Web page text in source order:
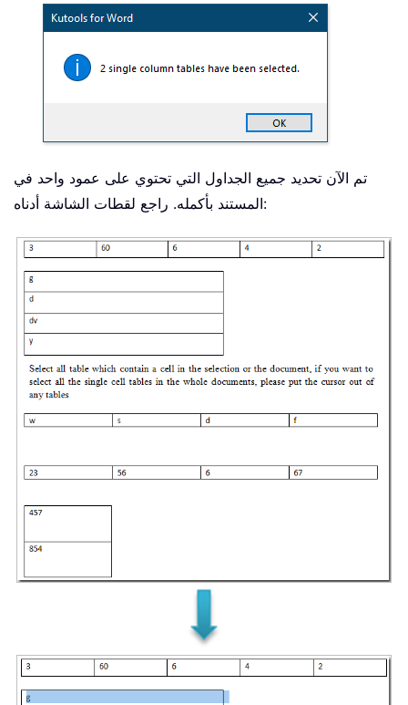
تم الآن تحديد جميع الجداول التي تحتوي على عمود واحد في
المستند بأكمله. راجع لقطات الشاشة أدناه: